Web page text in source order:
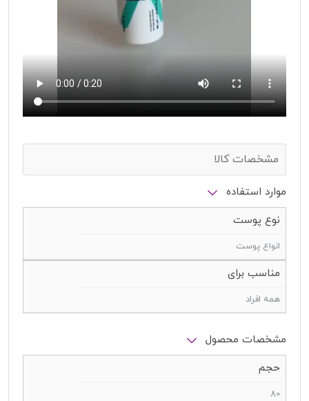
مشخصات کالا
موارد استفاده
نوع پوست
انواع پوست
مناسب برای
همه افراد
مشخصات محصول
حجم
80